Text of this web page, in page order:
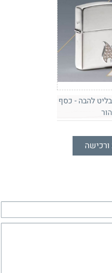
תבליט להבה - כסף